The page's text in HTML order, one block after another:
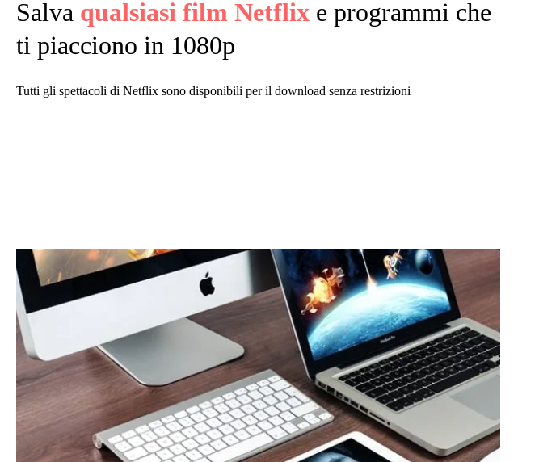
Salva qualsiasi film Netflixe programmi che
ti piacciono in 1080p
Tutti gli spettacoli di Netflix sono disponibili per il download senza restrizioni